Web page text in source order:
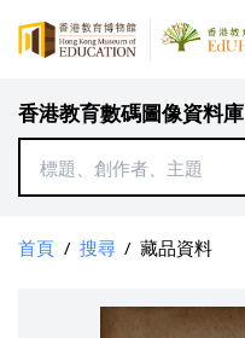
香港教育數碼圖像資料庫
首頁 / 搜尋 / 藏品資料